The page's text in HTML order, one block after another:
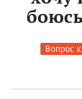
Вопрос